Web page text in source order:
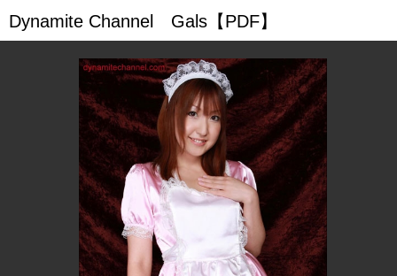
Dynamite Channel Gals【PDF】